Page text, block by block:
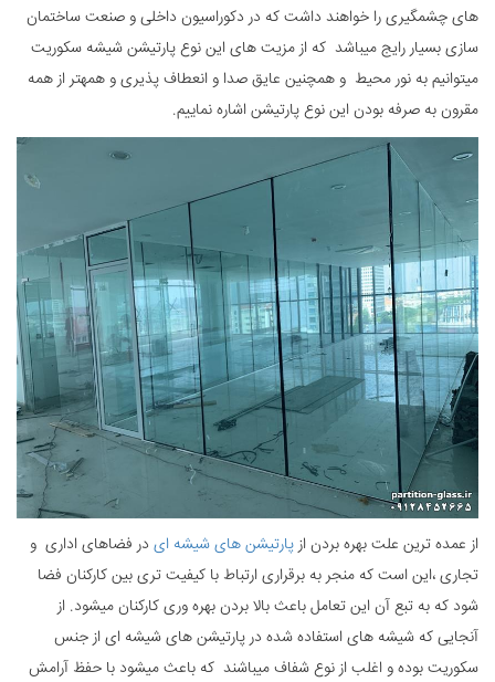
های چشمگیری را خواهند داشت که در دکوراسیون داخلی و صنعت ساختمان
سازی بسیار رایج میباشد که از مزیت های این نوع پارتیشن شیشه سکوریت
میتوانیم به نور محیط و همچنین عایق صدا و انعطاف پذیری و همهتر از همه
مقرون به صرفه بودن این نوع پارتیشن اشاره نماییم.
از عمده ترین علت بهره بردن ازپارتیشن های شیشه ای در فضاهای اداری و
تجاری ،این است که منجر به برقراری ارتباط با کیفیت تری بین کارکنان فضا
شود که به تبع آن این تعامل باعث بالا بردن بهره وری کارکنان میشود. از
آنجایی که شیشه های استفاده شده در پارتیشن های شیشه ای از جنس
سکوریت بوده و اغلب از نوع شفاف میباشند که باعث میشود با حفظ آرامش